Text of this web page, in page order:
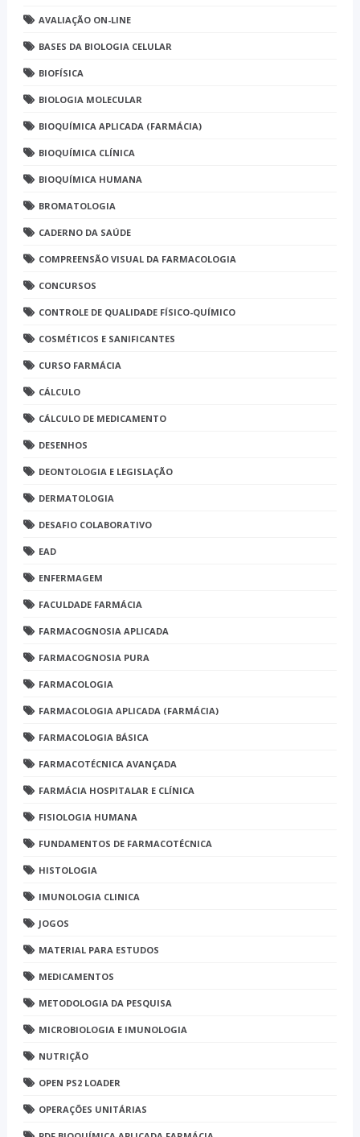
AVALIAÇÃO ON-LINE
BASES DA BIOLOGIA CELULAR
BIOFÍSICA
BIOLOGIA MOLECULAR
BIOQUÍMICA APLICADA (FARMÁCIA)
BIOQUÍMICA CLÍNICA
BIOQUÍMICA HUMANA
BROMATOLOGIA
CADERNO DA SAÚDE
COMPREENSÃO VISUAL DA FARMACOLOGIA
CONCURSOS
CONTROLE DE QUALIDADE FÍSICO-QUÍMICO
COSMÉTICOS E SANIFICANTES
CURSO FARMÁCIA
CÁLCULO
CÁLCULO DE MEDICAMENTO
DESENHOS
DEONTOLOGIA E LEGISLAÇÃO
DERMATOLOGIA
DESAFIO COLABORATIVO
EAD
ENFERMAGEM
FACULDADE FARMÁCIA
FARMACOGNOSIA APLICADA
FARMACOGNOSIA PURA
FARMACOLOGIA
FARMACOLOGIA APLICADA (FARMÁCIA)
FARMACOLOGIA BÁSICA
FARMACOTÉCNICA AVANÇADA
FARMÁCIA HOSPITALAR E CLÍNICA
FISIOLOGIA HUMANA
FUNDAMENTOS DE FARMACOTÉCNICA
HISTOLOGIA
IMUNOLOGIA CLINICA
JOGOS
MATERIAL PARA ESTUDOS
MEDICAMENTOS
METODOLOGIA DA PESQUISA
MICROBIOLOGIA E IMUNOLOGIA
NUTRIÇÃO
OPEN PS2 LOADER
OPERAÇÕES UNITÁRIAS